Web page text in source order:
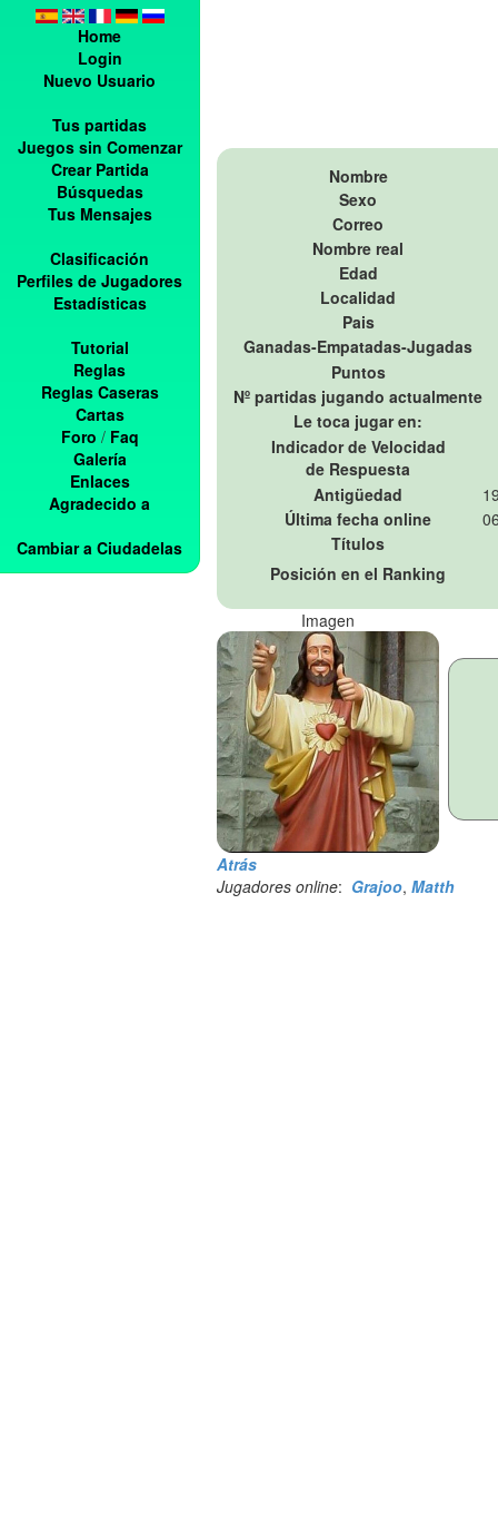
Home
Login
Nuevo Usuario
Tus partidas
Juegos sin Comenzar
Crear Partida
Búsquedas
Tus Mensajes
Clasificación
Perfiles de Jugadores
Estadísticas
Tutorial
Reglas
Reglas Caseras
Cartas
Foro / Faq
Galería
Enlaces
Agradecido a
Cambiar a Ciudadelas
Nombre
Sexo
Correo
Nombre real
Edad
Localidad
Pais
Ganadas-Empatadas-Jugadas
Puntos
Nº partidas jugando actualmente
Le toca jugar en:
Indicador de Velocidad
de Respuesta
Antigüedad
Última fecha online
Títulos
Posición en el Ranking
Imagen
Atrás
Jugadores online: Grajoo, Matth